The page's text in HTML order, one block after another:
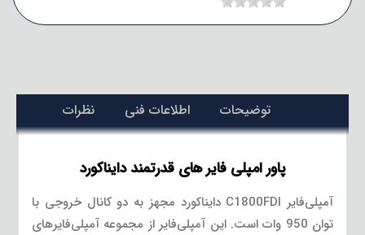
توضیحات اطلاعات فنی نظرات
پاور امپلی فایر های قدرتمند دایناکورد
آمپلی‌فایر C1800FDI دایناکورد مجهز به دو کانال خروجی با
توان 950 وات است. این آمپلی‌فایر از مجموعه آمپلی‌فایرهای